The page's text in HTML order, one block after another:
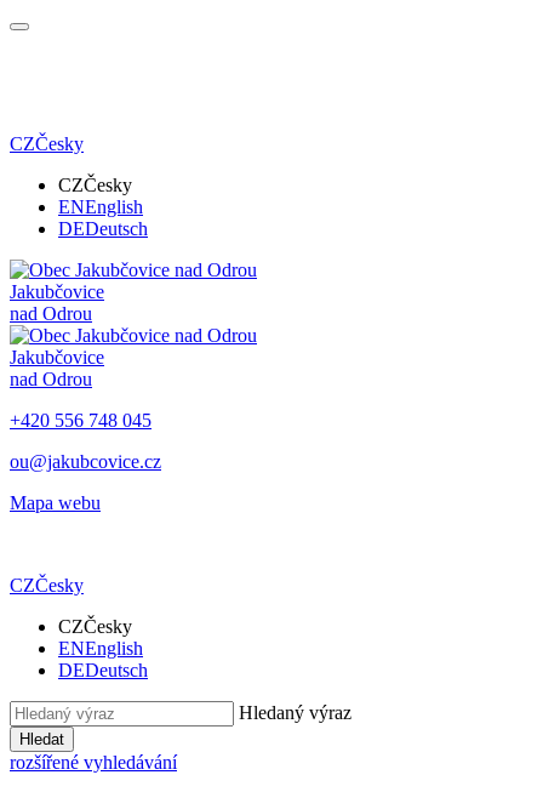
CZČesky
CZČesky
ENEnglish
DEDeutsch
Jakubčovice
nad Odrou
Jakubčovice
nad Odrou
+420 556 748 045
ou@jakubcovice.cz
Mapa webu
CZČesky
CZČesky
ENEnglish
DEDeutsch
Hledaný výraz
Hledat
rozšířené vyhledávání